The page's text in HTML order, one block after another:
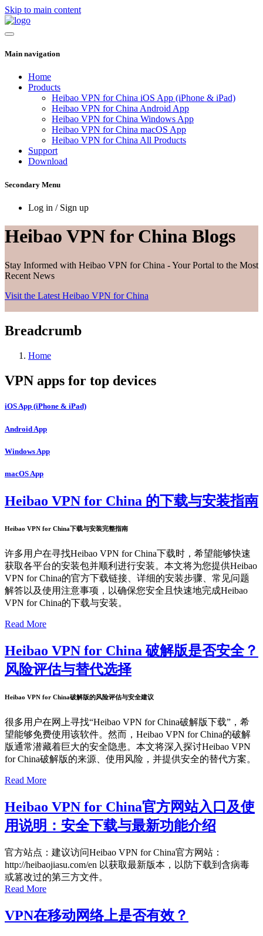
Skip to main content
Main navigation
Home
Products
Heibao VPN for China iOS App (iPhone & iPad)
Heibao VPN for China Android App
Heibao VPN for China Windows App
Heibao VPN for China macOS App
Heibao VPN for China All Products
Support
Download
Secondary Menu
Log in / Sign up
Heibao VPN for China Blogs
Stay Informed with Heibao VPN for China - Your Portal to the Most
Recent News
Visit the Latest Heibao VPN for China
Breadcrumb
Home
VPN apps for top devices
iOS App (iPhone & iPad)
Android App
Windows App
macOS App
Heibao VPN for China 的下载与安装指南
Heibao VPN for China下载与安装完整指南
许多用户在寻找Heibao VPN for China下载时，希望能够快速
获取各平台的安装包并顺利进行安装。本文将为您提供Heibao
VPN for China的官方下载链接、详细的安装步骤、常见问题
解答以及使用注意事项，以确保您安全且快速地完成Heibao
VPN for China的下载与安装。
Read More
Heibao VPN for China 破解版是否安全？
风险评估与替代选择
Heibao VPN for China破解版的风险评估与安全建议
很多用户在网上寻找“Heibao VPN for China破解版下载”，希
望能够免费使用该软件。然而，Heibao VPN for China的破解
版通常潜藏着巨大的安全隐患。本文将深入探讨Heibao VPN
for China破解版的来源、使用风险，并提供安全的替代方案。
Read More
Heibao VPN for China官方网站入口及使
用说明：安全下载与最新功能介绍
官方站点：建议访问Heibao VPN for China官方网站：
http://heibaojiasu.com/en 以获取最新版本，以防下载到含病毒
或篡改过的第三方文件。
Read More
VPN在移动网络上是否有效？